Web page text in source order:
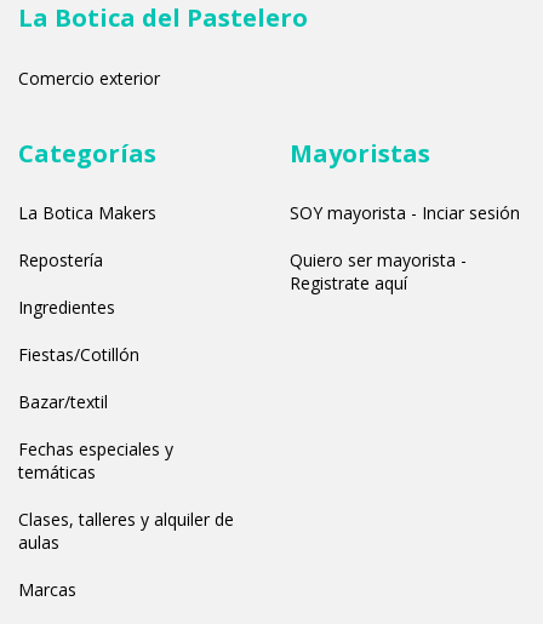
La Botica del Pastelero
Comercio exterior
Categorías
La Botica Makers
Repostería
Ingredientes
Fiestas/Cotillón
Bazar/textil
Fechas especiales y
temáticas
Clases, talleres y alquiler de
aulas
Marcas
Mayoristas
SOY mayorista - Inciar sesión
Quiero ser mayorista -
Registrate aquí